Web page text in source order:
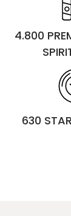
4.800
630